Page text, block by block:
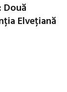
Elvețiană